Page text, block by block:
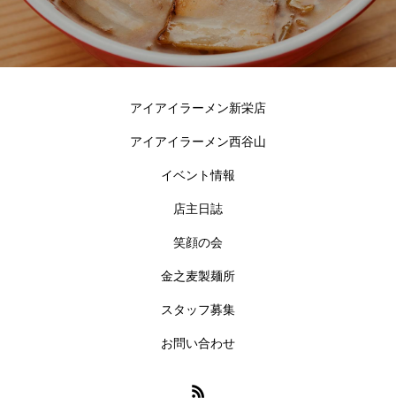
アイアイラーメン新栄店
アイアイラーメン西谷山
イベント情報
店主日誌
笑顔の会
金之麦製麺所
スタッフ募集
お問い合わせ